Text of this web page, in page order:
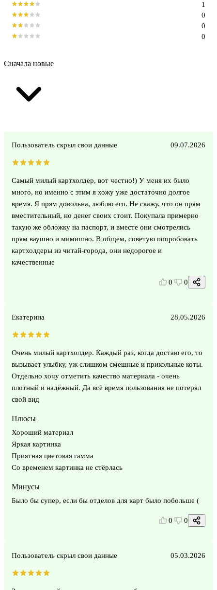
0
0
0
1
Сначала новые
Пользователь скрыл свои данные 09.07.2026
Самый милый картхолдер, вот честно!) У меня их было
много, но именно с этим я хожу уже достаточно долгое
время. Я прям довольна, люблю его. Не скажу, что он прям
вместительный, но денег своих стоит. Покупала примерно
такую же обложку на паспорт, и вместе они смотрелись
прям ваушно и мимишно. В общем, советую попробовать
картхолдеры из читай-города, они недорогое и
качественные
0 0
Екатерина 28.05.2026
Очень милый картхолдер. Каждый раз, когда достаю его, то
вызывает улыбку, уж слишком смешные и прикольные коты.
Отдельно хочу отметить качество материала - очень
плотный и надёжный. Да всё время пользования не потерял
свой вид
Плюсы
Хороший материал
Яркая картинка
Приятная цветовая гамма
Со временем картинка не стёрлась
Минусы
Было бы супер, если бы отделов для карт было побольше (
0 0
Пользователь скрыл свои данные 05.03.2026